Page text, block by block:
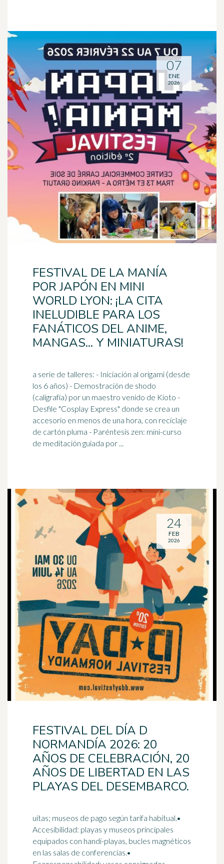
FESTIVAL DE LA MANÍA
POR JAPÓN EN MINI
WORLD LYON: ¡LA CITA
INELUDIBLE PARA LOS
FANÁTICOS DEL ANIME,
MANGAS... Y MINIATURAS!
a serie de talleres: - Iniciación al origami (desde
los 6 años) - Demostración de shodo
(caligrafía) por un maestro venido de Kioto -
Desfile "Cosplay Express" donde se crea un
accesorio en menos de una hora, con reciclaje
de cartón pluma - Paréntesis zen: mini-curso
de meditación guiada por ...
07
ENE
2026
FESTIVAL DEL DÍA D
NORMANDÍA 2026: 20
AÑOS DE CELEBRACIÓN, 20
AÑOS DE LIBERTAD EN LAS
PLAYAS DEL DESEMBARCO.
uitas; museos de pago según tarifa habitual.•
Accesibilidad: playas y museos principales
equipados con handi-playas, bucles magnéticos
en las salas de conferencias.•
24
FEB
2026